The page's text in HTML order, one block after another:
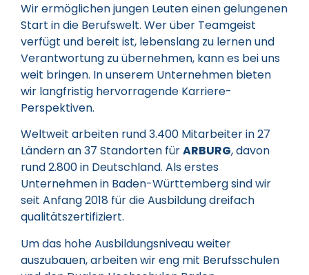
Wir ermöglichen jungen Leuten einen gelungenen
Start in die Berufswelt. Wer über Teamgeist
verfügt und bereit ist, lebenslang zu lernen und
Verantwortung zu übernehmen, kann es bei uns
weit bringen. In unserem Unternehmen bieten
wir langfristig hervorragende Karriere-
Perspektiven.
Weltweit arbeiten rund 3.400 Mitarbeiter in 27
Ländern an 37 Standorten fürARBURG, davon
rund 2.800 in Deutschland. Als erstes
Unternehmen in Baden-Württemberg sind wir
seit Anfang 2018 für die Ausbildung dreifach
qualitätszertifiziert.
Um das hohe Ausbildungsniveau weiter
auszubauen, arbeiten wir eng mit Berufsschulen